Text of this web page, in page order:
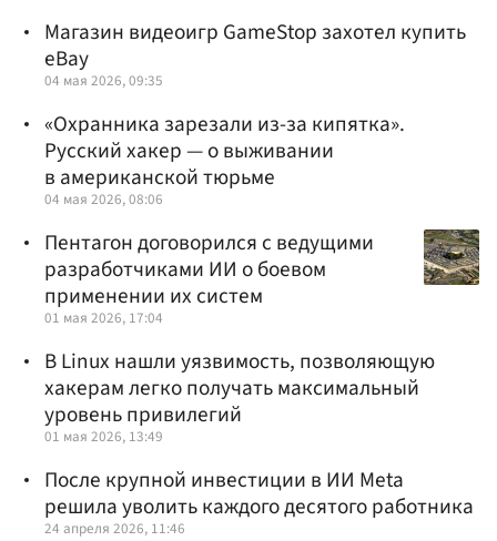
Магазин видеоигр GameStop захотел купить
eBay
04 мая 2026, 09:35
«Охранника зарезали из-за кипятка».
Русский хакер — о выживании
в американской тюрьме
04 мая 2026, 08:06
Пентагон договорился с ведущими
разработчиками ИИ о боевом
применении их систем
01 мая 2026, 17:04
В Linux нашли уязвимость, позволяющую
хакерам легко получать максимальный
уровень привилегий
01 мая 2026, 13:49
После крупной инвестиции в ИИ Meta
решила уволить каждого десятого работника
24 апреля 2026, 11:46